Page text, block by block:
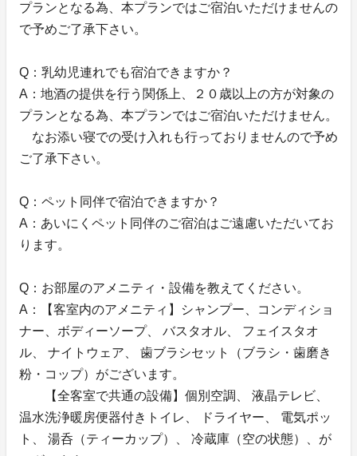
プランとなる為、本プランではご宿泊いただけませんの
で予めご了承下さい。
Q：乳幼児連れでも宿泊できますか？
A：地酒の提供を行う関係上、２０歳以上の方が対象の
プランとなる為、本プランではご宿泊いただけません。
なお添い寝での受け入れも行っておりませんので予め
ご了承下さい。
Q：ペット同伴で宿泊できますか？
A：あいにくペット同伴のご宿泊はご遠慮いただいてお
ります。
Q：お部屋のアメニティ・設備を教えてください。
A：【客室内のアメニティ】シャンプー、コンディショ
ナー、ボディーソープ、 バスタオル、 フェイスタオ
ル、 ナイトウェア、 歯ブラシセット（ブラシ・歯磨き
粉・コップ）がございます。
【全客室で共通の設備】個別空調、 液晶テレビ、
温水洗浄暖房便器付きトイレ、 ドライヤー、 電気ポッ
ト、 湯呑（ティーカップ）、 冷蔵庫（空の状態）、が